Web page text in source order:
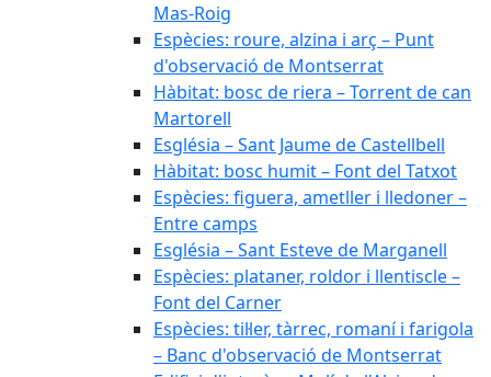
Mas-Roig
Espècies: roure, alzina i arç – Punt
d'observació de Montserrat
Hàbitat: bosc de riera – Torrent de can
Martorell
Església – Sant Jaume de Castellbell
Hàbitat: bosc humit – Font del Tatxot
Espècies: figuera, ametller i lledoner –
Entre camps
Església – Sant Esteve de Marganell
Espècies: plataner, roldor i llentiscle –
Font del Carner
Espècies: til·ler, tàrrec, romaní i farigola
– Banc d'observació de Montserrat